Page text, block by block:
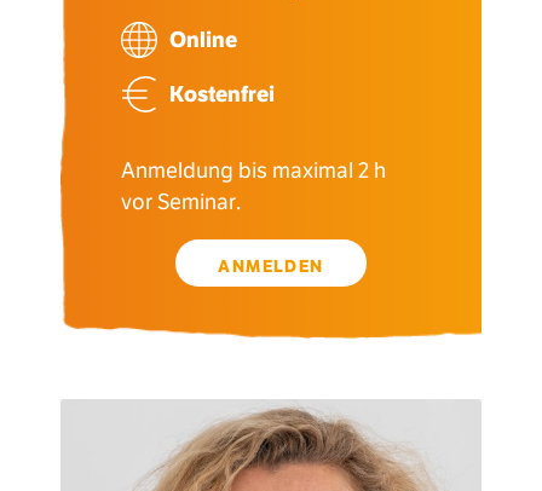
Online
Kostenfrei
Anmeldung bis maximal 2 h
vor Seminar.
ANMELDEN